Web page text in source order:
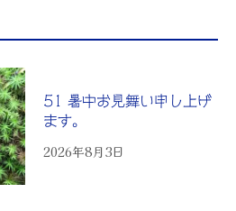
51 暑中お見舞い申し上げ
ます。
2026年8月3日